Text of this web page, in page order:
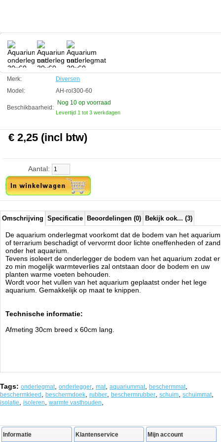
Diversen
Manufactured by:Diversen
Model:AH-rol300-60
Product ID:FALSE
4.4280 Available from:
New
Merk:
Diversen
Model:
AH-rol300-60
Beschikbaarheid:
Nog 10 op voorraad
Levertijd 1 tot 3 werkdagen
€ 2,25 (incl btw)
Aantal:
Omschrijving Specificatie Beoordelingen (0) Bekijk ook... (3)
De aquarium onderlegmat voorkomt dat de bodem van het aquarium
of terrarium beschadigt of vervormt door lichte oneffenheden of zand
onder het aquarium.
Tevens isoleert de onderlegger de bodem van het aquarium zodat er
zo min mogelijk warmteverlies zal ontstaan door de bodem en uw
planten warme voeten behouden.
Wordt voor het vullen van het aquarium geplaatst onder het lege
aquarium. Gemakkelijk op maat te knippen.
Technische informatie:
Afmeting 30cm breed x 60cm lang.
Tags: onderlegmat onderlegger mat aquariummat beschermmat
beschermkleed beschermdoek rubber beschermrubber schuim schuimmat
isolatie isoleren warmte vasthouden
Informatie Klantenservice Mijn account